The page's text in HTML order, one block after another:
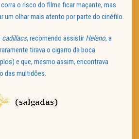
o risco do filme ficar maçante, mas
um olhar mais atento por parte do cinéfilo.
cadillacs, recomendo assistir Heleno, a
tirava o cigarro da boca
e que, mesmo assim, encontrava
das multidões.